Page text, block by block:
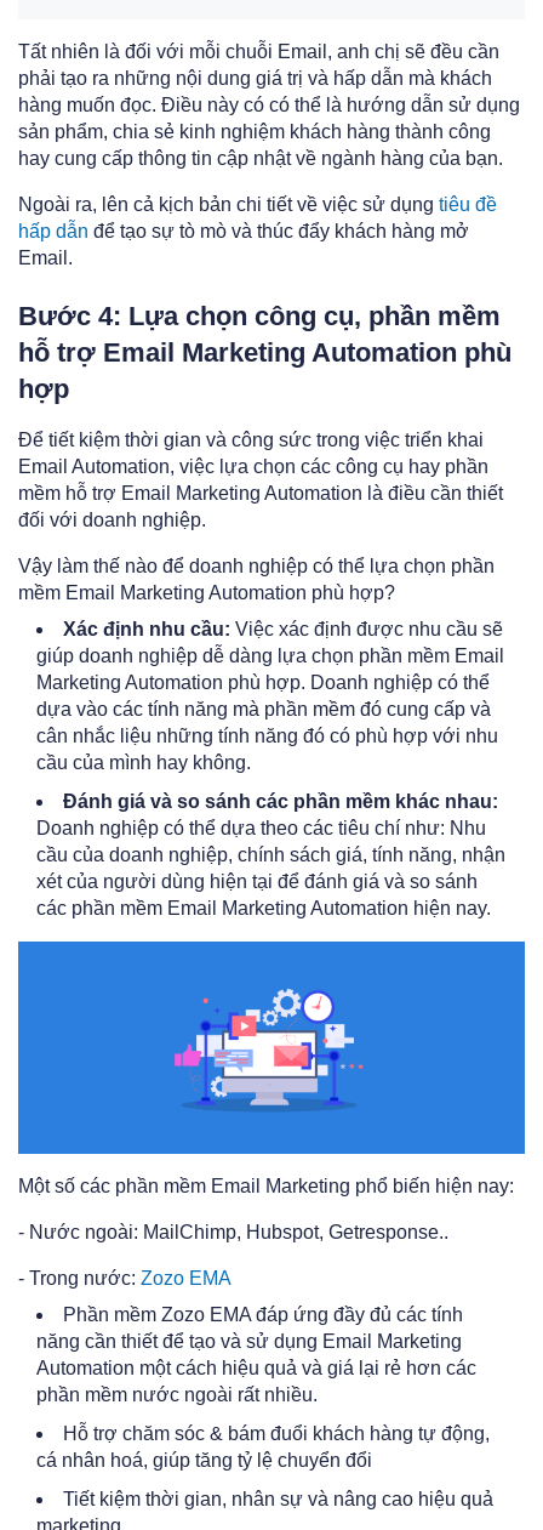
Tất nhiên là đối với mỗi chuỗi Email, anh chị sẽ đều cần
phải tạo ra những nội dung giá trị và hấp dẫn mà khách
hàng muốn đọc. Điều này có có thể là hướng dẫn sử dụng
sản phẩm, chia sẻ kinh nghiệm khách hàng thành công
hay cung cấp thông tin cập nhật về ngành hàng của bạn.
Ngoài ra, lên cả kịch bản chi tiết về việc sử dụng tiêu đề
hấp dẫn để tạo sự tò mò và thúc đẩy khách hàng mở
Email.
Bước 4: Lựa chọn công cụ, phần mềm
hỗ trợ Email Marketing Automation phù
hợp
Để tiết kiệm thời gian và công sức trong việc triển khai
Email Automation, việc lựa chọn các công cụ hay phần
mềm hỗ trợ Email Marketing Automation là điều cần thiết
đối với doanh nghiệp.
Vậy làm thế nào để doanh nghiệp có thể lựa chọn phần
mềm Email Marketing Automation phù hợp?
Xác định nhu cầu: Việc xác định được nhu cầu sẽ
giúp doanh nghiệp dễ dàng lựa chọn phần mềm Email
Marketing Automation phù hợp. Doanh nghiệp có thể
dựa vào các tính năng mà phần mềm đó cung cấp và
cân nhắc liệu những tính năng đó có phù hợp với nhu
cầu của mình hay không.
Đánh giá và so sánh các phần mềm khác nhau:
Doanh nghiệp có thể dựa theo các tiêu chí như: Nhu
cầu của doanh nghiệp, chính sách giá, tính năng, nhận
xét của người dùng hiện tại để đánh giá và so sánh
các phần mềm Email Marketing Automation hiện nay.
Một số các phần mềm Email Marketing phổ biến hiện nay:
- Nước ngoài: MailChimp, Hubspot, Getresponse..
- Trong nước: Zozo EMA
Phần mềm Zozo EMA đáp ứng đầy đủ các tính
năng cần thiết để tạo và sử dụng Email Marketing
Automation một cách hiệu quả và giá lại rẻ hơn các
phần mềm nước ngoài rất nhiều.
Hỗ trợ chăm sóc & bám đuổi khách hàng tự động,
cá nhân hoá, giúp tăng tỷ lệ chuyển đổi
Tiết kiệm thời gian, nhân sự và nâng cao hiệu quả